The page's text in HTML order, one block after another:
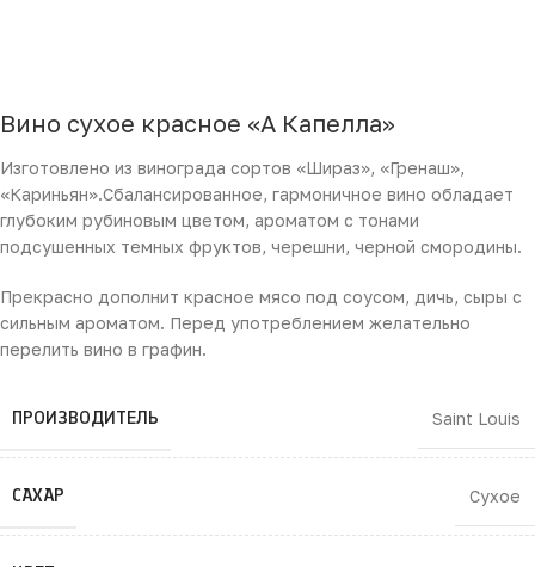
Вино сухое красное «А Капелла»
Изготовлено из винограда сортов «Шираз», «Гренаш»,
«Кариньян».Сбалансированное, гармоничное вино обладает
глубоким рубиновым цветом, ароматом с тонами
подсушенных темных фруктов, черешни, черной смородины.
Прекрасно дополнит красное мясо под соусом, дичь, сыры с
сильным ароматом. Перед употреблением желательно
перелить вино в графин.
ПРОИЗВОДИТЕЛЬ Saint Louis
САХАР Сухое